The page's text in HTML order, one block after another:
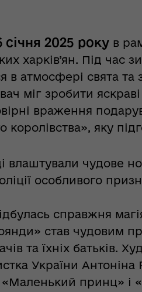
2025 року в
харків’ян. Під час
в атмосфері свята та
міг зробити яскраві
враження
яку
влаштували чудове
особливого
справжня
став чудовим
та їхніх батьків.
України Антоніна
«Маленький принц» і